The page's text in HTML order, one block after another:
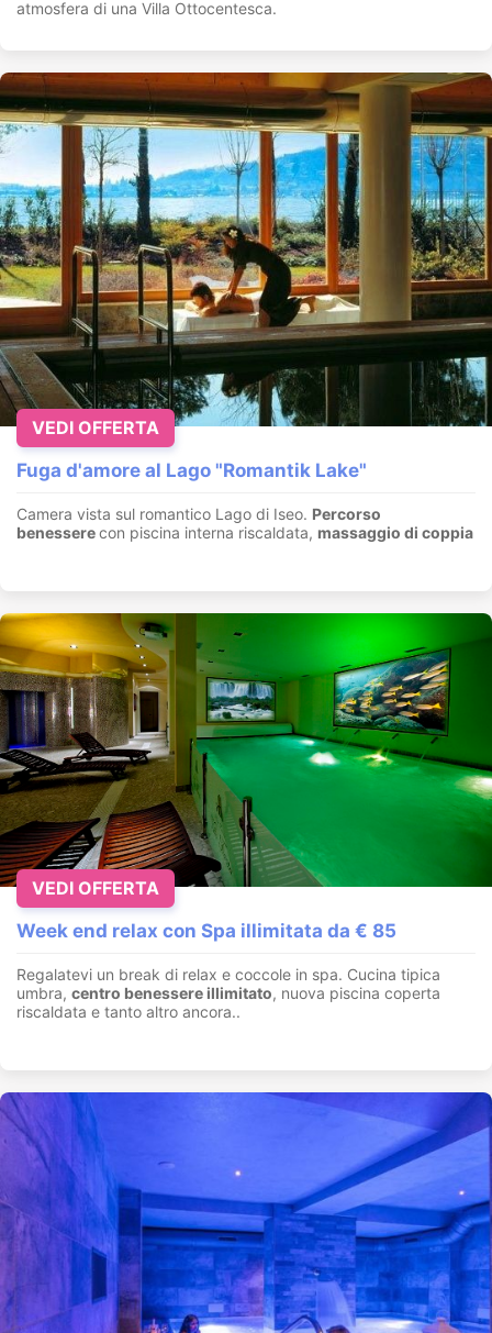
atmosfera di una Villa Ottocentesca.
Fuga d'amore al Lago "Romantik Lake"
Camera vista sul romantico Lago di Iseo. Percorso
benesserecon piscina interna riscaldata, massaggio di coppia
VEDI OFFERTA
Week end relax con Spa illimitata da € 85
Regalatevi un break di relax e coccole in spa. Cucina tipica
umbra, centro benessere illimitato, nuova piscina coperta
riscaldata e tanto altro ancora..
VEDI OFFERTA